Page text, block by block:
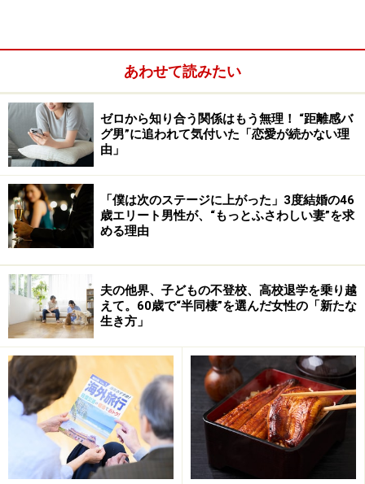
る。だが仕事を続けていた彼女は、そう簡単に休めるわ
けでもなかった。
「それでもしかたがないから、夫の実家に行ったんで
す。そうしたらいきなりエプロンを渡されて『台所を手
伝って』と。休む間もなく3日3晩こき使われました。誇
張じゃなく、本当につらかった。皿洗いも水でやらされ
あわせて読みたい
ゼロから知り合う関係はもう無理！ “距離感バ
グ男”に追われて気付いた「恋愛が続かない理
由」
「僕は次のステージに上がった」3度結婚の46
歳エリート男性が、“もっとふさわしい妻”を求
める理由
夫の他界、子どもの不登校、高校退学を乗り越
えて。60歳で“半同棲”を選んだ女性の「新たな
生き方」